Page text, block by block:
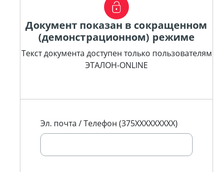
Документ показан в сокращенном
(демонстрационном) режиме
Текст документа доступен только пользователям
ЭТАЛОН-ONLINE
Эл. почта / Телефон (375XXXXXXXXX)